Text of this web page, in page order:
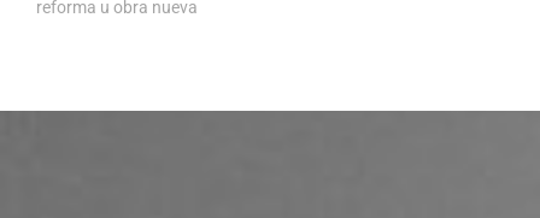
reforma u obra nueva